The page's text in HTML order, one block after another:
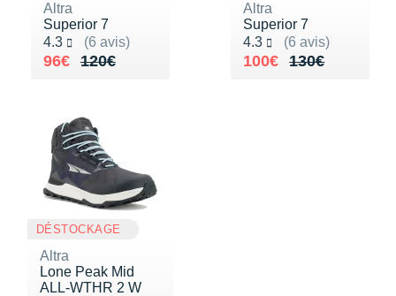
Altra
Superior 7
4.3
(6 avis)
Noté 4.3 sur 5
120€
Au lieu de 120€
96€
Vendu 96€
Altra
Superior 7
4.3
(6 avis)
Noté 4.3 sur 5
130€
Au lieu de 130€
100€
Vendu 100€
DÉSTOCKAGE
Altra
Lone Peak Mid
ALL-WTHR 2 W